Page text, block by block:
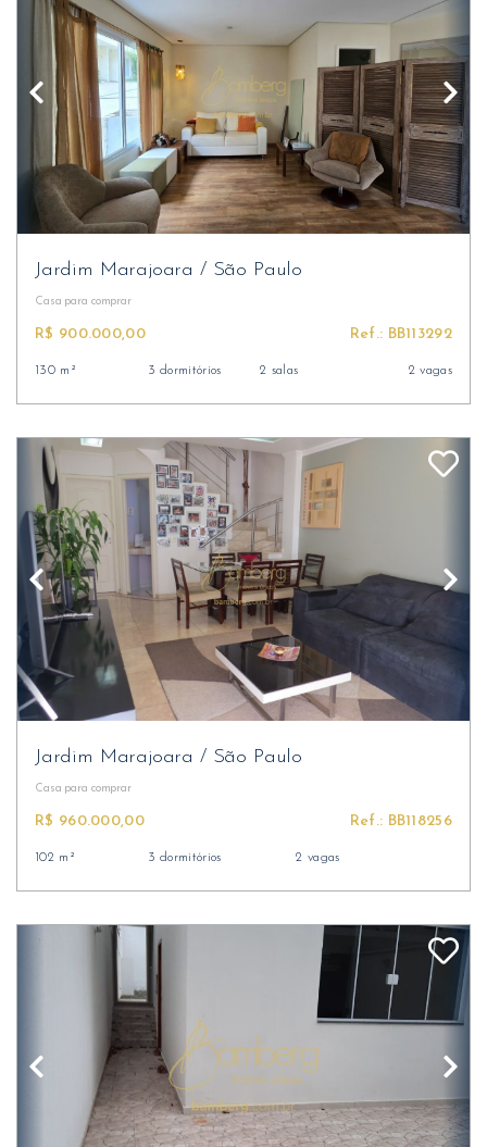
Jardim Marajoara / São Paulo
Casa para comprar
R$ 900.000,00 Ref.: BB113292
130 m² 3 dormitórios 2 salas 2 vagas
Jardim Marajoara / São Paulo
Casa para comprar
R$ 960.000,00 Ref.: BB118256
102 m² 3 dormitórios 2 vagas